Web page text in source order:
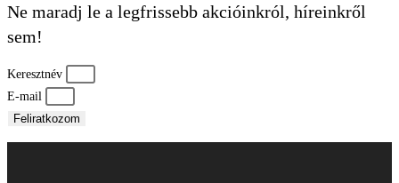
Ne maradj le a legfrissebb akcióinkról, híreinkről
sem!
Keresztnév
E-mail
Feliratkozom